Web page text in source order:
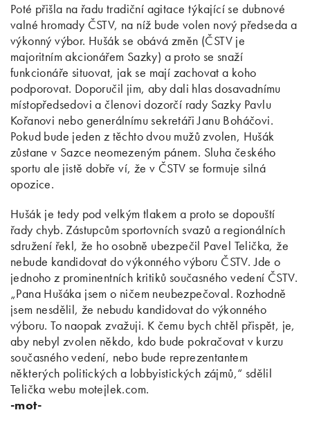
Poté přišla na řadu tradiční agitace týkající se dubnové
valné hromady ČSTV, na níž bude volen nový předseda a
výkonný výbor. Hušák se obává změn (ČSTV je
majoritním akcionářem Sazky) a proto se snaží
funkcionáře situovat, jak se mají zachovat a koho
podporovat. Doporučil jim, aby dali hlas dosavadnímu
místopředsedovi a členovi dozorčí rady Sazky Pavlu
Kořanovi nebo generálnímu sekretáři Janu Boháčovi.
Pokud bude jeden z těchto dvou mužů zvolen, Hušák
zůstane v Sazce neomezeným pánem. Sluha českého
sportu ale jistě dobře ví, že v ČSTV se formuje silná
opozice.
Hušák je tedy pod velkým tlakem a proto se dopouští
řady chyb. Zástupcům sportovních svazů a regionálních
sdružení řekl, že ho osobně ubezpečil Pavel Telička, že
nebude kandidovat do výkonného výboru ČSTV. Jde o
jednoho z prominentních kritiků současného vedení ČSTV.
„Pana Hušáka jsem o ničem neubezpečoval. Rozhodně
jsem nesdělil, že nebudu kandidovat do výkonného
výboru. To naopak zvažuji. K čemu bych chtěl přispět, je,
aby nebyl zvolen někdo, kdo bude pokračovat v kurzu
současného vedení, nebo bude reprezentantem
některých politických a lobbyistických zájmů,“ sdělil
Telička webu motejlek.com.
-mot-